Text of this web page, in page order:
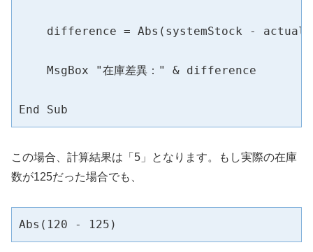
difference = Abs(systemStock -
    MsgBox "在庫差異：" & difference
End Sub
この場合、計算結果は「5」となります。もし実際の在庫
数が125だった場合でも、
Abs(120 - 125)